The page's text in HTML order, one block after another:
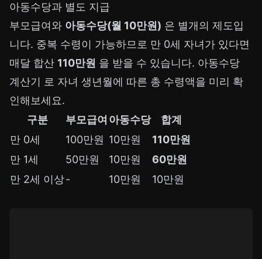
아동수당과 별도 지급
부모급여와 아동수당(월 10만원) 은 별개의 제도입
니다. 중복 수령이 가능하므로 만 0세 자녀가 있다면
매달 합산 110만원 을 받을 수 있습니다. 아동수당
계산기 로 자녀 생년월에 따른 총 수령액을 미리 확
인해보세요.
구분
부모급여 아동수당
합계
만 0세
100만원 10만원
110만원
만 1세
50만원 10만원
60만원
만 2세 이상- 10만원 10만원